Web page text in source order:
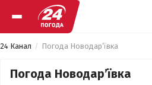
24 Канал Погода Новодар’ївка
Погода Новодар’ївка